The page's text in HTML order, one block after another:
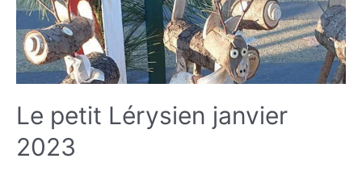
Le petit Lérysien janvier
2023